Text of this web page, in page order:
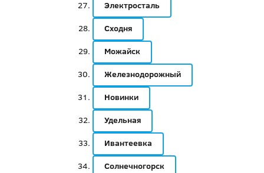
Электросталь
Сходня
Можайск
Железнодорожный
Новинки
Удельная
Ивантеевка
Солнечногорск